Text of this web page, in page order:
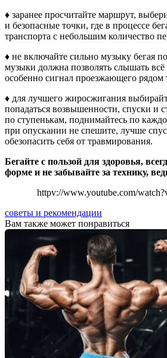
♦ заранее просчитайте маршрут,
и безопасные точки, где в процессе
транспорта с небольшим количество
♦ не включайте сильно музыку бегая
музыки должна позволять слышать всё
особенно сигнал проезжающего рядом
♦ для лучшего жиросжигания
попадаться возвышенности, спуски и
по ступенькам, поднимайтесь по
при опускании не спешите, лучше
обезопасить себя от травмирования.
Бегайте с пользой для здоровья,
форме и не забывайте за технику,
httpv://www.youtube.com/
советы и рекомендации
Вам также может понравиться